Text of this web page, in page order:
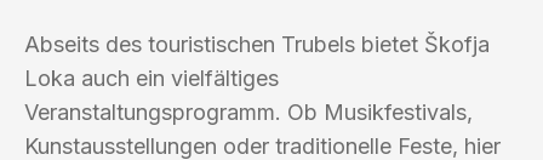
Abseits des touristischen Trubels bietet Škofja
Loka auch ein vielfältiges
Veranstaltungsprogramm. Ob Musikfestivals,
Kunstausstellungen oder traditionelle Feste, hier